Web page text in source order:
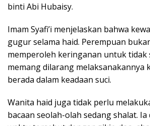
binti Abi Hubaisy.
Imam Syafi’i menjelaskan bahwa
gugur selama haid. Perempuan
memperoleh keringanan untuk tidak
memang dilarang melaksanakannya
berada dalam keadaan suci.
Wanita haid juga tidak perlu
bacaan seolah-olah sedang shalat.